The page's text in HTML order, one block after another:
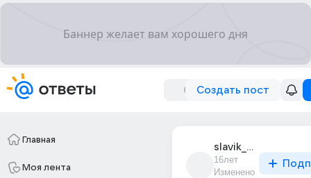
Создать пост
Главная
Моя лента
slavik_1167
16лет
Изменено